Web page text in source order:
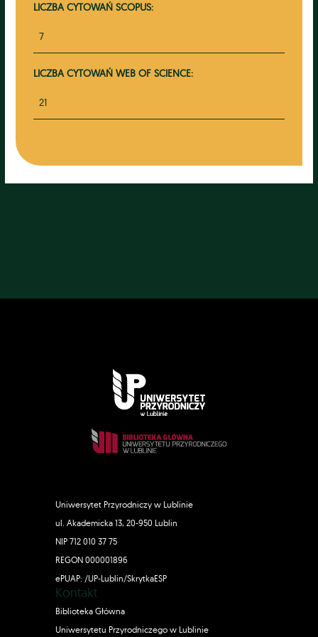
LICZBA CYTOWAŃ SCOPUS:
7
LICZBA CYTOWAŃ WEB OF SCIENCE:
21
Uniwersytet Przyrodniczy w Lublinie
ul. Akademicka 13, 20-950 Lublin
NIP 712 010 37 75
REGON 000001896
ePUAP: /UP-Lublin/SkrytkaESP
Kontakt
Biblioteka Główna
Uniwersytetu Przyrodniczego w Lublinie